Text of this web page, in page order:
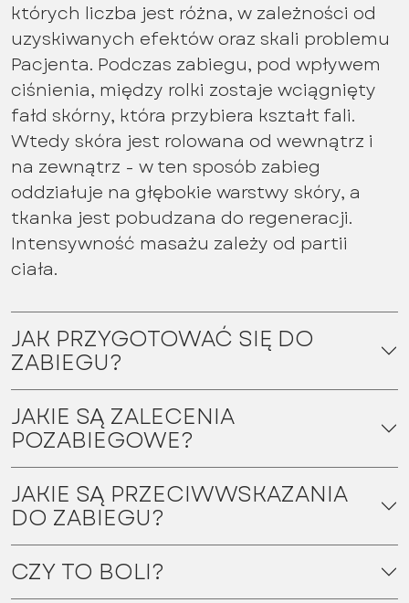
których liczba jest różna, w zależności od
uzyskiwanych efektów oraz skali problemu
Pacjenta. Podczas zabiegu, pod wpływem
ciśnienia, między rolki zostaje wciągnięty
fałd skórny, która przybiera kształt fali.
Wtedy skóra jest rolowana od wewnątrz i
na zewnątrz - w ten sposób zabieg
oddziałuje na głębokie warstwy skóry, a
tkanka jest pobudzana do regeneracji.
Intensywność masażu zależy od partii
ciała.
JAK PRZYGOTOWAĆ SIĘ DO
ZABIEGU?
JAKIE SĄ ZALECENIA
POZABIEGOWE?
JAKIE SĄ PRZECIWWSKAZANIA
DO ZABIEGU?
CZY TO BOLI?